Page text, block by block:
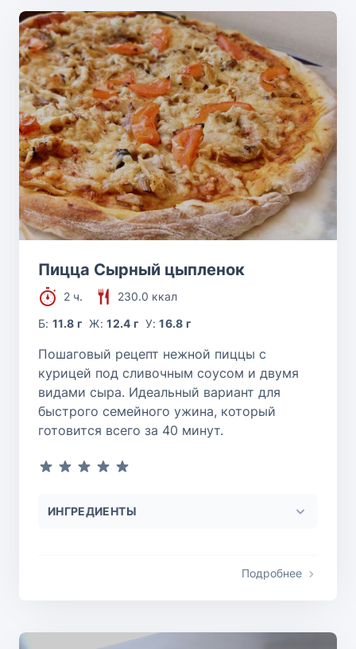
Пицца Сырный цыпленок
2 ч.
230.0 ккал
Б:11.8 г Ж:12.4 г У:16.8 г
Пошаговый рецепт нежной пиццы с
курицей под сливочным соусом и двумя
видами сыра. Идеальный вариант для
быстрого семейного ужина, который
готовится всего за 40 минут.
ИНГРЕДИЕНТЫ
Подробнее